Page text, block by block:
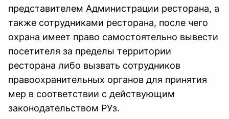
представителем Администрации ресторана, а
также сотрудниками ресторана, после чего
охрана имеет право самостоятельно вывести
посетителя за пределы территории
ресторана либо вызвать сотрудников
правоохранительных органов для принятия
мер в соответствии с действующим
законодательством РУз.